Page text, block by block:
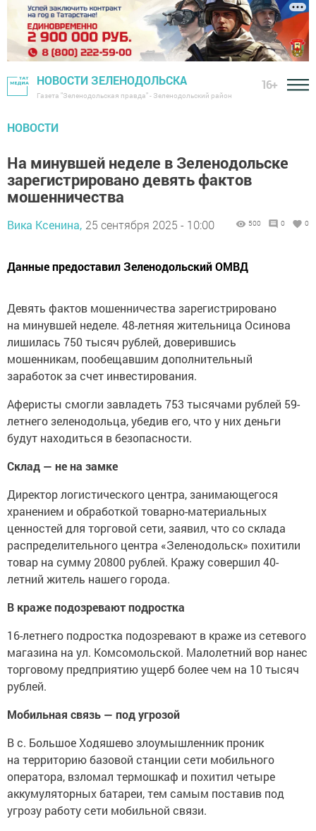
НОВОСТИ ЗЕЛЕНОДОЛЬСКА
Газета "Зеленодольская правда" - Зеленодольский район
16+
НОВОСТИ
На минувшей неделе в Зеленодольске
зарегистрировано девять фактов
мошенничества
Вика Ксенина, 25 сентября 2025 - 10:00 500 0 0
Данные предоставил Зеленодольский ОМВД
Девять фактов мошенничества зарегистрировано
на минувшей неделе. 48-летняя жительница Осинова
лишилась 750 тысяч рублей, доверившись
мошенникам, пообещавшим дополнительный
заработок за счет инвестирования.
Аферисты смогли завладеть 753 тысячами рублей 59-
летнего зеленодольца, убедив его, что у них деньги
будут находиться в безопасности.
Склад — не на замке
Директор логистического центра, занимающегося
хранением и обработкой товарно-материальных
ценностей для торговой сети, заявил, что со склада
распределительного центра «Зеленодольск» похитили
товар на сумму 20800 рублей. Кражу совершил 40-
летний житель нашего города.
В краже подозревают подростка
16-летнего подростка подозревают в краже из сетевого
магазина на ул. Комсомольской. Малолетний вор нанес
торговому предприятию ущерб более чем на 10 тысяч
рублей.
Мобильная связь — под угрозой
В с. Большое Ходяшево злоумышленник проник
на территорию базовой станции сети мобильного
оператора, взломал термошкаф и похитил четыре
аккумуляторных батареи, тем самым поставив под
угрозу работу сети мобильной связи.